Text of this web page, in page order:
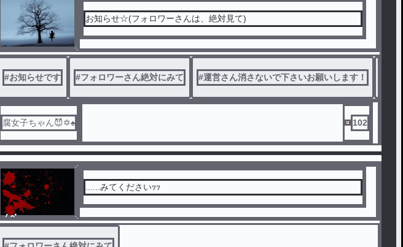
お知らせ☆(フォロワーさんは、絶対見て)
#お知らせです #フォロワーさん絶対にみて #運営さん消さないで下さいお願いします！
腐女子ちゃん😈✡♠️ 102
ノベ
ル
......みてくださいｯｯ